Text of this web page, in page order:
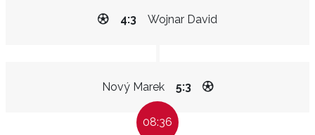
Wojnar David
4:3
Nový Marek 5:3
08:36